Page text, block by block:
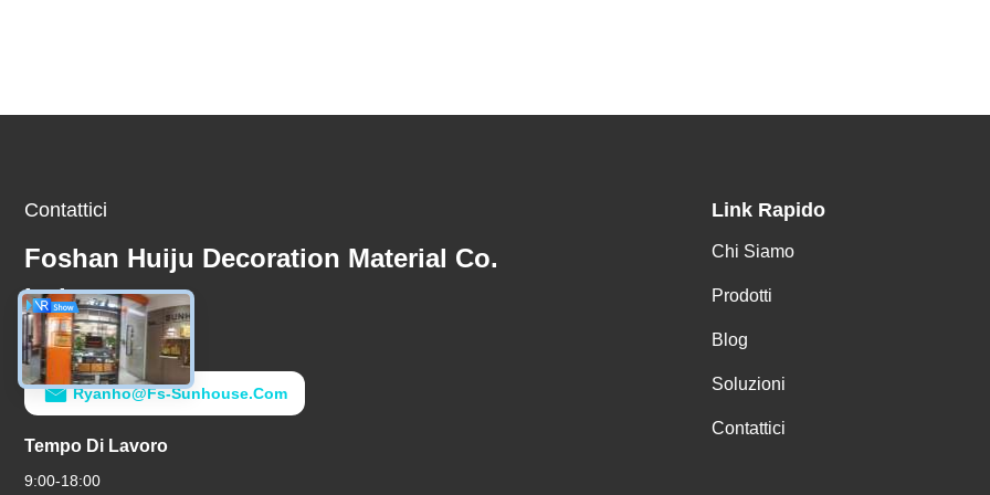
Contattici
Foshan Huiju Decoration Material Co.
Ltd.
E-Mail
Ryanho@fs-Sunhouse.com
Tempo Di Lavoro
9:00-18:00
Link Rapido
Chi Siamo
Prodotti
Blog
Soluzioni
Contattici